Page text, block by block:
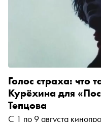
Голос страха: что
Курёхина для
Тепцова
С 1 по 9 августа